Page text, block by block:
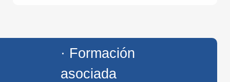
· Formación
asociada